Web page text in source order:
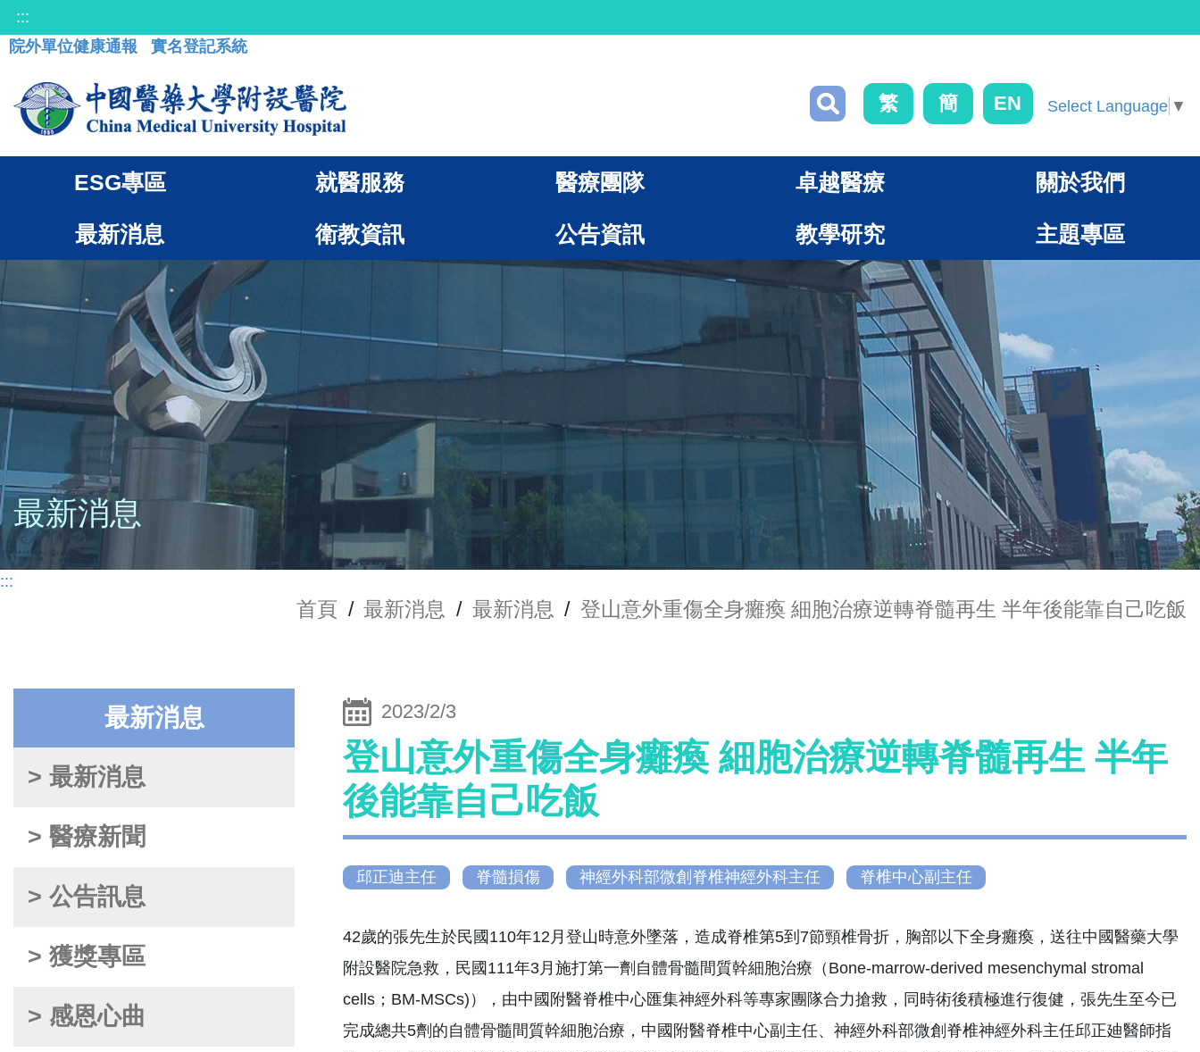
:::
院外單位健康通報
實名登記系統
繁 簡 EN Select Language ▼
ESG專區 就醫服務 醫療團隊 卓越醫療 關於我們
最新消息 衛教資訊 公告資訊 教學研究 主題專區
最新消息
:::
首頁 / 最新消息 / 最新消息 / 登山意外重傷全身癱瘓 細胞治療逆轉脊髓再生 半年後能靠自己吃飯
最新消息
> 最新消息
> 醫療新聞
> 公告訊息
> 獲獎專區
> 感恩心曲
2023/2/3
登山意外重傷全身癱瘓 細胞治療逆轉脊髓再生 半年
後能靠自己吃飯
邱正迪主任 脊髓損傷 神經外科部微創脊椎神經外科主任 脊椎中心副主任
42歲的張先生於民國110年12月登山時意外墜落，造成脊椎第5到7節頸椎骨折，胸部以下全身癱瘓，送往中國醫藥大學
附設醫院急救，民國111年3月施打第一劑自體骨髓間質幹細胞治療（Bone-marrow-derived mesenchymal stromal
cells；BM-MSCs)），由中國附醫脊椎中心匯集神經外科等專家團隊合力搶救，同時術後積極進行復健，張先生至今已
完成總共5劑的自體骨髓間質幹細胞治療，中國附醫脊椎中心副主任、神經外科部微創脊椎神經外科主任邱正廸醫師指